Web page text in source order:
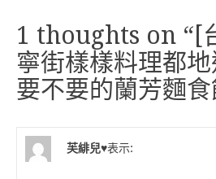
1 thoughts on “ [
寧街樣樣料理都
要不要的蘭芳麵食
芙緋兒♥表示: